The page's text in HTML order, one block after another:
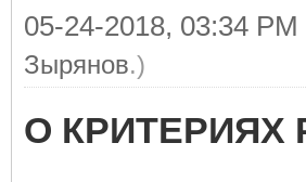
05-24-2018, 03:34 PM
Зырянов.)
О КРИТЕРИЯХ